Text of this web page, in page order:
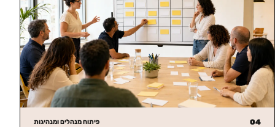
04 פיתוח מנהלים ומנהיגות